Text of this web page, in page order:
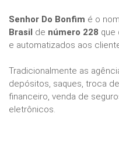
Senhor Do Bonfim é o
Brasil de número 228 que
e automatizados aos
Tradicionalmente as
depósitos, saques, troca
financeiro, venda de
eletrônicos.